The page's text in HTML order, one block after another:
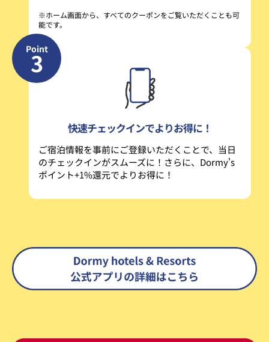
※ホーム画面から、すべてのクーポンをご覧いただくことも可
能です。
Point
3
快速チェックインでよりお得に！
ご宿泊情報を事前にご登録いただくことで、当日
のチェックインがスムーズに！ さらに、Dormy's
ポイント+1%還元でよりお得に！